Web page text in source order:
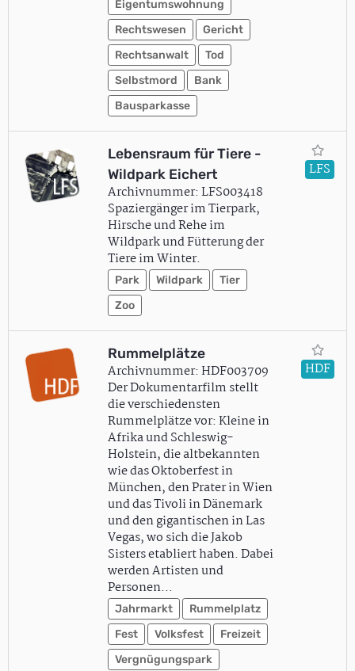
Eigentumswohnung
Rechtswesen
Gericht
Rechtsanwalt
Tod
Selbstmord
Bank
Bausparkasse
Lebensraum für Tiere -
Wildpark Eichert
Archivnummer: LFS003418
Spaziergänger im Tierpark,
Hirsche und Rehe im
Wildpark und Fütterung der
Tiere im Winter.
Park Wildpark
Tier
Zoo
LFS
Rummelplätze
Archivnummer: HDF003709
Der Dokumentarfilm stellt
die verschiedensten
Rummelplätze vor: Kleine in
Afrika und Schleswig-
Holstein, die altbekannten
wie das Oktoberfest in
München, den Prater in Wien
und das Tivoli in Dänemark
und den gigantischen in Las
Vegas, wo sich die Jakob
Sisters etabliert haben. Dabei
werden Artisten und
Personen…
Jahrmarkt
Rummelplatz
Fest
Volksfest
Freizeit
Vergnügungspark
HDF